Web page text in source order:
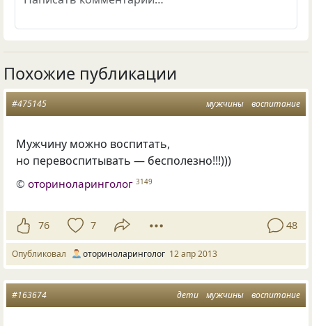
Похожие публикации
мужчины воспитание
#475145
Мужчину можно воспитать,
но перевоспитывать — бесполезно!!!)))
©оториноларинголог 3149
76 7 48
Опубликовал оториноларинголог 12 апр 2013
дети мужчины воспитание
#163674